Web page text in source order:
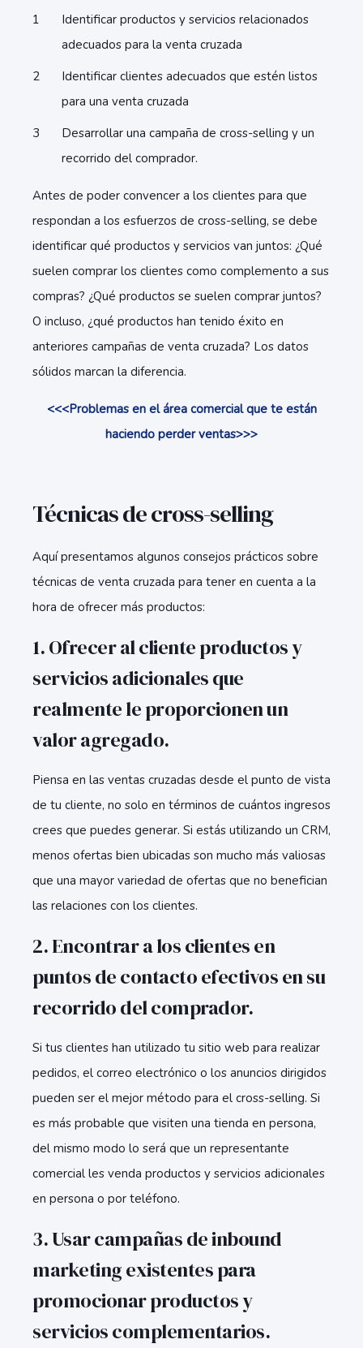
Identificar productos y servicios relacionados
adecuados para la venta cruzada
Identificar clientes adecuados que estén listos
para una venta cruzada
Desarrollar una campaña de cross-selling y un
recorrido del comprador.
Antes de poder convencer a los clientes para que
respondan a los esfuerzos de cross-selling, se debe
identificar qué productos y servicios van juntos: ¿Qué
suelen comprar los clientes como complemento a sus
compras? ¿Qué productos se suelen comprar juntos?
O incluso, ¿qué productos han tenido éxito en
anteriores campañas de venta cruzada? Los datos
sólidos marcan la diferencia.
<<<Problemas en el área comercial que te están
haciendo perder ventas>>>
Técnicas de cross-selling
Aquí presentamos algunos consejos prácticos sobre
técnicas de venta cruzada para tener en cuenta a la
hora de ofrecer más productos:
1. Ofrecer al cliente productos y
servicios adicionales que
realmente le proporcionen un
valor agregado.
Piensa en las ventas cruzadas desde el punto de vista
de tu cliente, no solo en términos de cuántos ingresos
crees que puedes generar. Si estás utilizando un CRM,
menos ofertas bien ubicadas son mucho más valiosas
que una mayor variedad de ofertas que no benefician
las relaciones con los clientes.
2. Encontrar a los clientes en
puntos de contacto efectivos en su
recorrido del comprador.
Si tus clientes han utilizado tu sitio web para realizar
pedidos, el correo electrónico o los anuncios dirigidos
pueden ser el mejor método para el cross-selling. Si
es más probable que visiten una tienda en persona,
del mismo modo lo será que un representante
comercial les venda productos y servicios adicionales
en persona o por teléfono.
3. Usar campañas de inbound
marketing existentes para
promocionar productos y
servicios complementarios.